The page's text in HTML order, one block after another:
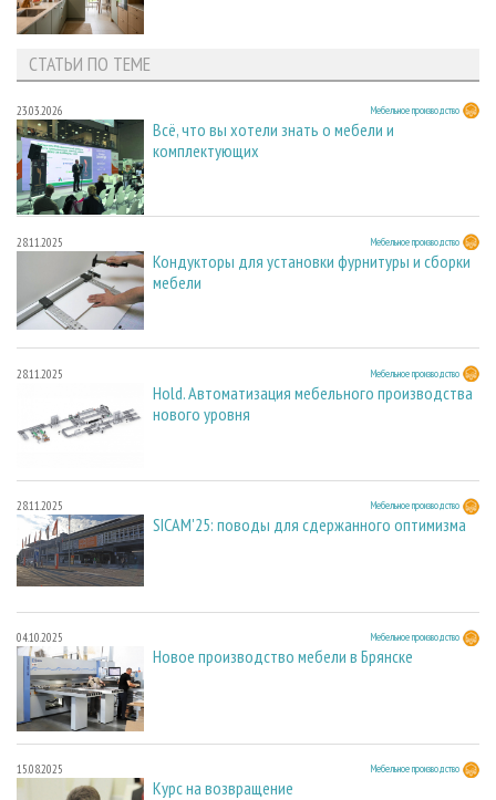
СТАТЬИ ПО ТЕМЕ
23.03.2026 Мебельное производство
Всё, что вы хотели знать о мебели и
комплектующих
28.11.2025 Мебельное производство
Кондукторы для установки фурнитуры и сборки
мебели
28.11.2025 Мебельное производство
Hold. Автоматизация мебельного производства
нового уровня
28.11.2025 Мебельное производство
SICAM'25: поводы для сдержанного оптимизма
04.10.2025 Мебельное производство
Новое производство мебели в Брянске
15.08.2025 Мебельное производство
Курс на возвращение